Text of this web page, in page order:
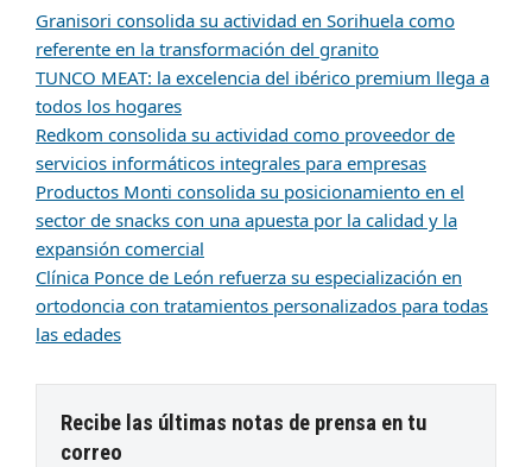
Granisori consolida su actividad en Sorihuela como
referente en la transformación del granito
TUNCO MEAT: la excelencia del ibérico premium llega a
todos los hogares
Redkom consolida su actividad como proveedor de
servicios informáticos integrales para empresas
Productos Monti consolida su posicionamiento en el
sector de snacks con una apuesta por la calidad y la
expansión comercial
Clínica Ponce de León refuerza su especialización en
ortodoncia con tratamientos personalizados para todas
las edades
Recibe las últimas notas de prensa en tu
correo